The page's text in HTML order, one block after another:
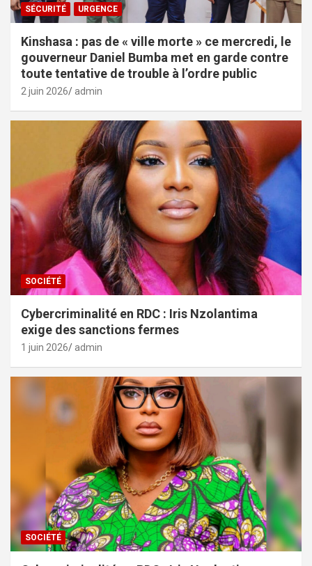
SÉCURITÉ URGENCE
Kinshasa : pas de « ville morte » ce mercredi, le
gouverneur Daniel Bumba met en garde contre
toute tentative de trouble à l’ordre public
2 juin 2026 admin
SOCIÉTÉ
Cybercriminalité en RDC : Iris Nzolantima
exige des sanctions fermes
1 juin 2026 admin
SOCIÉTÉ